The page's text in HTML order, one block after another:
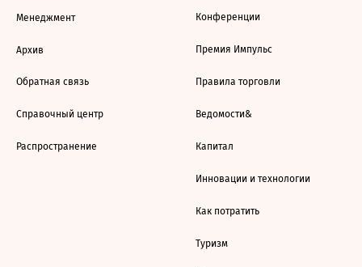
Менеджмент
Архив
Обратная связь
Справочный центр
Распространение
Конференции
Премия Импульс
Правила торговли
Ведомости&
Капитал
Инновации и технологии
Как потратить
Туризм